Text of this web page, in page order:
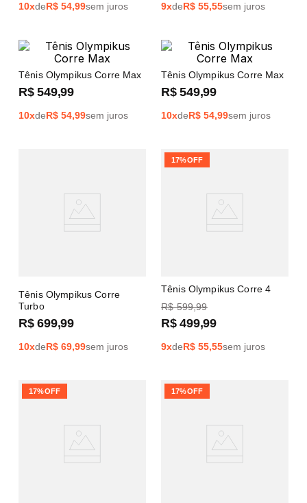
10xdeR$ 54,99sem juros 9xdeR$ 55,55sem juros
Tênis Olympikus Corre Max
R$ 549,99
10xdeR$ 54,99sem juros
Tênis Olympikus Corre Max
R$ 549,99
10xdeR$ 54,99sem juros
Tênis Olympikus Corre
Turbo
R$ 699,99
10xdeR$ 69,99sem juros
Tênis Olympikus Corre 4
17%OFF
R$ 599,99
R$ 499,99
9xdeR$ 55,55sem juros
17%OFF 17%OFF